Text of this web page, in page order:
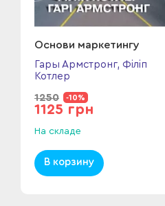
Основи маркетингу
Гары Армстронг, Філіп
Котлер
1250 -10%
1125 грн
На складе
В корзину